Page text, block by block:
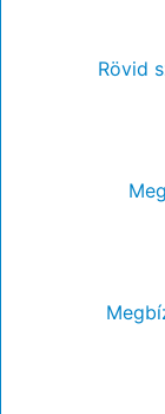
Rövid